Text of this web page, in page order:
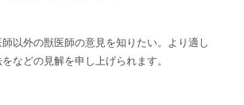
以外の獣医師の意見を知りたい。より適し
などの見解を申し上げられます。